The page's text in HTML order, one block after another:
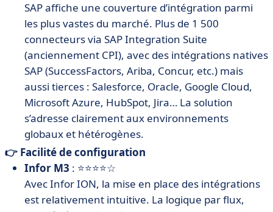
SAP affiche une couverture d’intégration parmi
les plus vastes du marché. Plus de 1 500
connecteurs via SAP Integration Suite
(anciennement CPI), avec des intégrations natives
SAP (SuccessFactors, Ariba, Concur, etc.) mais
aussi tierces : Salesforce, Oracle, Google Cloud,
Microsoft Azure, HubSpot, Jira… La solution
s’adresse clairement aux environnements
globaux et hétérogènes.
👉 Facilité de configuration
Infor M3 : ⭐⭐⭐⭐☆
Avec Infor ION, la mise en place des intégrations
est relativement intuitive. La logique par flux,